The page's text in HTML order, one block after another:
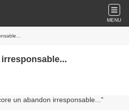
MENU